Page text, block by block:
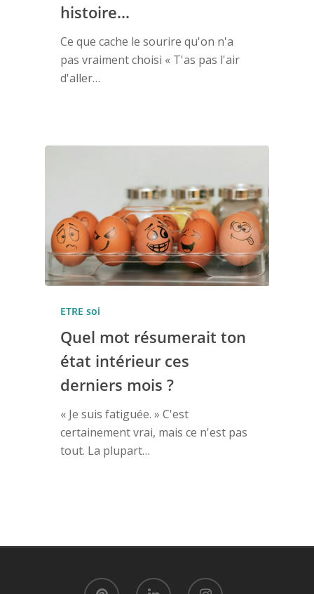
histoire…
Ce que cache le sourire qu'on n'a
pas vraiment choisi « T'as pas l'air
d'aller…
ETRE soi
Quel mot résumerait ton
état intérieur ces
derniers mois ?
« Je suis fatiguée. » C'est
certainement vrai, mais ce n'est pas
tout. La plupart…
Ressources
Evènements